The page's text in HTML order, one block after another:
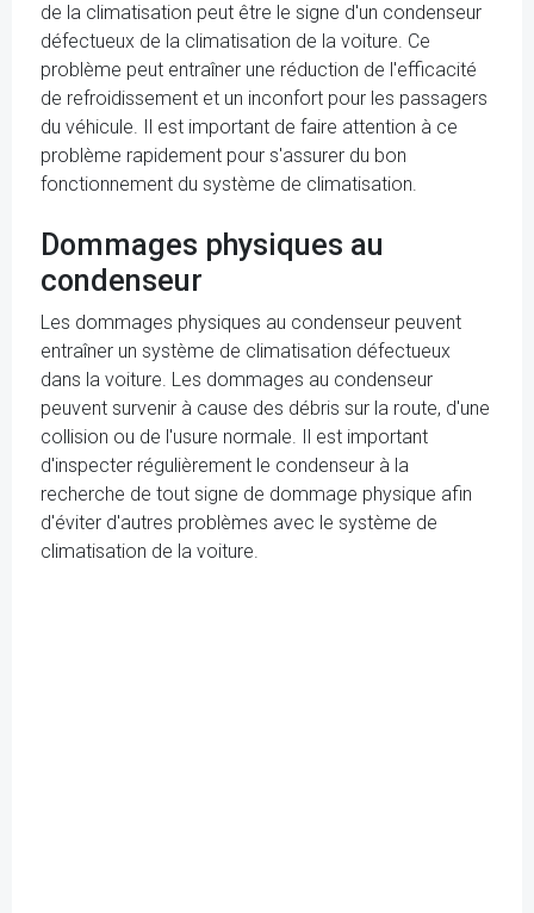
de la climatisation peut être le signe d'un condenseur
défectueux de la climatisation de la voiture. Ce
problème peut entraîner une réduction de l'efficacité
de refroidissement et un inconfort pour les passagers
du véhicule. Il est important de faire attention à ce
problème rapidement pour s'assurer du bon
fonctionnement du système de climatisation.
Dommages physiques au
condenseur
Les dommages physiques au condenseur peuvent
entraîner un système de climatisation défectueux
dans la voiture. Les dommages au condenseur
peuvent survenir à cause des débris sur la route, d'une
collision ou de l'usure normale. Il est important
d'inspecter régulièrement le condenseur à la
recherche de tout signe de dommage physique afin
d'éviter d'autres problèmes avec le système de
climatisation de la voiture.